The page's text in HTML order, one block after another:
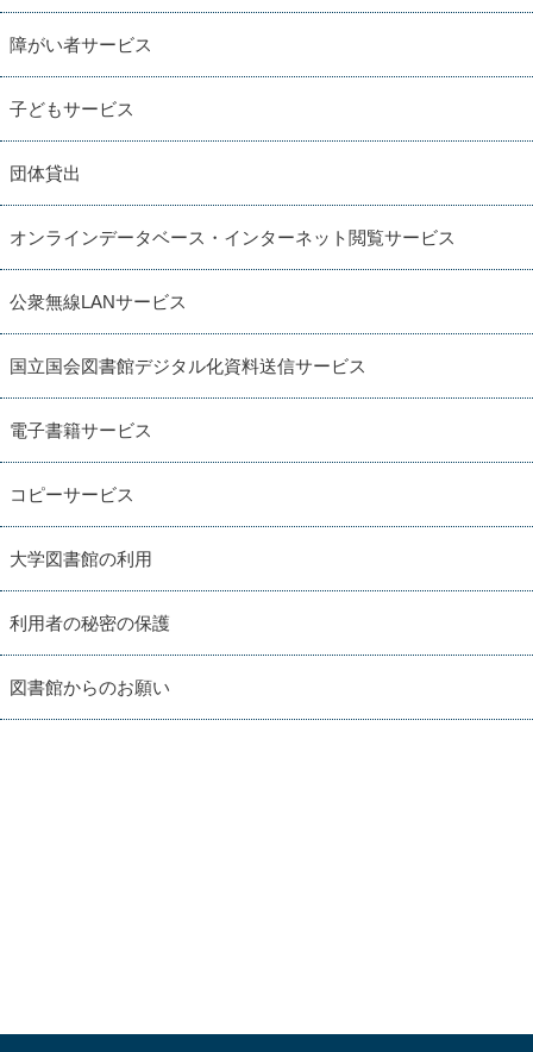
障がい者サービス
子どもサービス
団体貸出
オンラインデータベース・インターネット閲覧サービス
公衆無線LANサービス
国立国会図書館デジタル化資料送信サービス
電子書籍サービス
コピーサービス
大学図書館の利用
利用者の秘密の保護
図書館からのお願い